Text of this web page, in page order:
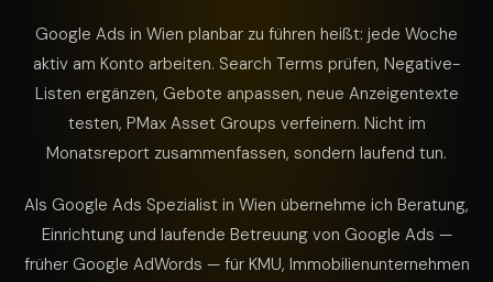
Google Ads in Wien planbar zu führen heißt: jede Woche
aktiv am Konto arbeiten. Search Terms prüfen, Negative-
Listen ergänzen, Gebote anpassen, neue Anzeigentexte
testen, PMax Asset Groups verfeinern. Nicht im
Monatsreport zusammenfassen, sondern laufend tun.
Als Google Ads Spezialist in Wien übernehme ich Beratung,
Einrichtung und laufende Betreuung von Google Ads —
früher Google AdWords — für KMU, Immobilienunternehmen